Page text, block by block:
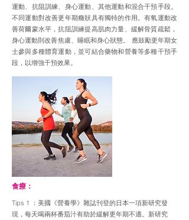
運動、抗阻訓練、身心運動、其他運動和混合干預手段。
不同運動對改善更年期癥狀具有獨特的作用。有氧運動改
善荷爾蒙水平，抗阻訓練提高肌肉力量、緩解骨質疏鬆，
身心運動則改善焦慮、睡眠和身心狀態。 應鼓勵更年期女
士參與多種體育運動，並可結合藥物和營養等多種干預手
段，以增強干預效果。
食療：
Tips 1 ：美國《營養學》雜誌刊登的日本一項新研究發
現，每天喝兩杯番茄汁有助於緩解更年期不適。新研究